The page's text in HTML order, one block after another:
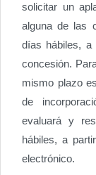
solicitar un
alguna de las
días hábiles, a
concesión.
mismo plazo
de
evaluará y
hábiles, a
electrónico.